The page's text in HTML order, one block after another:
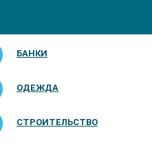
БАНКИ
ОДЕЖДА
СТРОИТЕЛЬСТВО